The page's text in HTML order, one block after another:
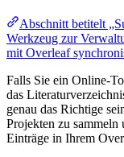
Abschnitt betitelt
Werkzeug zur
mit Overleaf
Falls Sie ein Online-
das
genau das Richtige
Projekten zu
Einträge in Ihrem